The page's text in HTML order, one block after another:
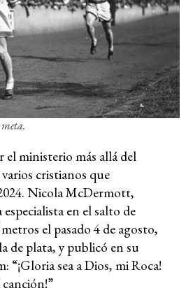
el ministerio más allá del
cristianos que
Nicola McDermott,
en el salto de
el pasado 4 de agosto,
de plata, y publicó en su
“¡Gloria sea a Dios, mi Roca!
canción!”